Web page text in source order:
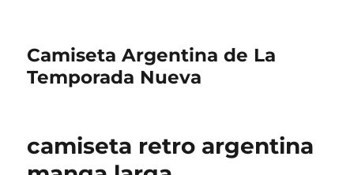
Camiseta Argentina de La
Temporada Nueva
camiseta retro argentina